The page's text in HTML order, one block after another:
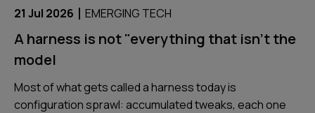
21 Jul 2026 | EMERGING TECH
A harness is not "everything that isn't the
model
Most of what gets called a harness today is
configuration sprawl: accumulated tweaks, each one